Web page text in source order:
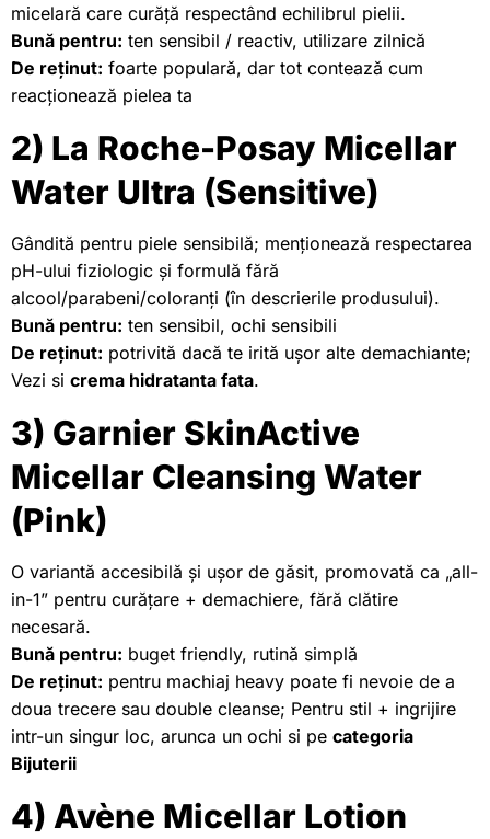
micelară care curăță respectând echilibrul pielii.
Bună pentru: ten sensibil / reactiv, utilizare zilnică
De reținut: foarte populară, dar tot contează cum
reacționează pielea ta
2) La Roche-Posay Micellar
Water Ultra (Sensitive)
Gândită pentru piele sensibilă; menționează respectarea
pH-ului fiziologic și formulă fără
alcool/parabeni/coloranți (în descrierile produsului).
Bună pentru: ten sensibil, ochi sensibili
De reținut: potrivită dacă te irită ușor alte demachiante;
Vezi si crema hidratanta fata.
3) Garnier SkinActive
Micellar Cleansing Water
(Pink)
O variantă accesibilă și ușor de găsit, promovată ca „all-
in-1” pentru curățare + demachiere, fără clătire
necesară.
Bună pentru: buget friendly, rutină simplă
De reținut: pentru machiaj heavy poate fi nevoie de a
doua trecere sau double cleanse; Pentru stil + ingrijire
intr-un singur loc, arunca un ochi si pe categoria
Bijuterii
4) Avène Micellar Lotion